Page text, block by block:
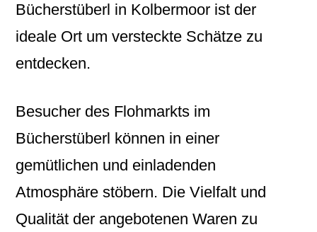
Bücherstüberl in Kolbermoor ist der
ideale Ort um versteckte Schätze zu
entdecken.
Besucher des Flohmarkts im
Bücherstüberl können in einer
gemütlichen und einladenden
Atmosphäre stöbern. Die Vielfalt und
Qualität der angebotenen Waren zu